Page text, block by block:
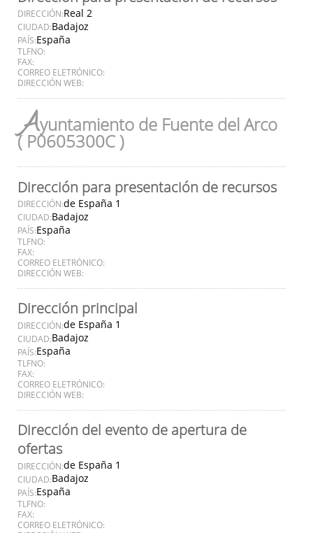
DIRECCIÓN:Real 2
CIUDAD:Badajoz
PAÍS:España
TLFNO:
FAX:
CORREO ELETRÓNICO:
DIRECCIÓN WEB:
Ayuntamiento de Fuente del Arco
( P0605300C )
Dirección para presentación de recursos
DIRECCIÓN:de España 1
CIUDAD:Badajoz
PAÍS:España
TLFNO:
FAX:
CORREO ELETRÓNICO:
DIRECCIÓN WEB:
Dirección principal
DIRECCIÓN:de España 1
CIUDAD:Badajoz
PAÍS:España
TLFNO:
FAX:
CORREO ELETRÓNICO:
DIRECCIÓN WEB:
Dirección del evento de apertura de
ofertas
DIRECCIÓN:de España 1
CIUDAD:Badajoz
PAÍS:España
TLFNO:
FAX:
CORREO ELETRÓNICO: